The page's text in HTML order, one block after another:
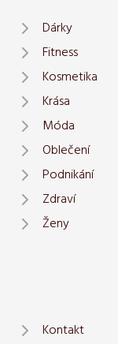
Dárky
Fitness
Kosmetika
Krása
Móda
Oblečení
Podnikání
Zdraví
Ženy
Kontakt